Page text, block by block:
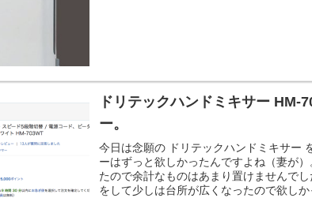
ドリテックハンドミキサー HM-
ー。
今日は念願の ドリテックハンドミキサー
ーはずっと欲しかったんですよね（妻が
たので余計なものはあまり置けませんで
をして少しは台所が広くなったので欲し